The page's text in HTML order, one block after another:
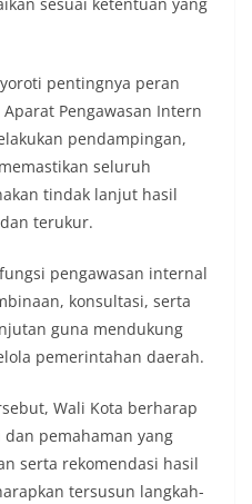
sesuai ketentuan yang
pentingnya peran
Pengawasan Intern
pendampingan,
seluruh
tindak lanjut hasil
terukur.
pengawasan internal
konsultasi, serta
guna mendukung
pemerintahan daerah.
Wali Kota berharap
pemahaman yang
serta rekomendasi hasil
tersusun langkah-